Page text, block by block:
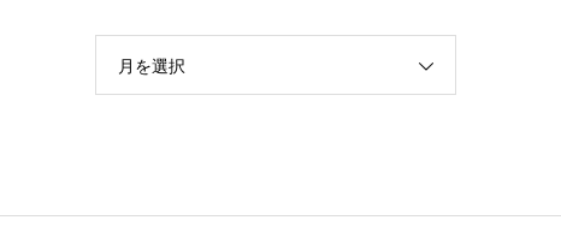
月を選択